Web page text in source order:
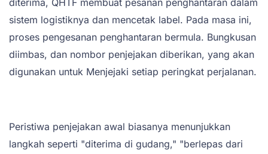
diterima, QHTF membuat pesanan penghantaran dalam
sistem logistiknya dan mencetak label. Pada masa ini,
proses pengesanan penghantaran bermula. Bungkusan
diimbas, dan nombor penjejakan diberikan, yang akan
digunakan untuk Menjejaki setiap peringkat perjalanan.
Peristiwa penjejakan awal biasanya menunjukkan
langkah seperti "diterima di gudang," "berlepas dari